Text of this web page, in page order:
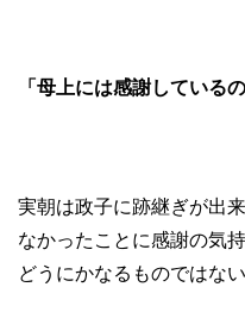
「母上には感謝しているの
実朝は政子に跡継ぎが出
なかったことに感謝の気
どうにかなるものではな